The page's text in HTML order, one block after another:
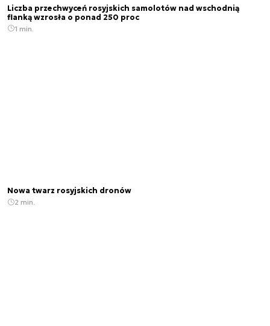
Liczba przechwyceń rosyjskich samolotów nad wschodnią
flanką wzrosła o ponad 250 proc
1 min.
Nowa twarz rosyjskich dronów
2 min.